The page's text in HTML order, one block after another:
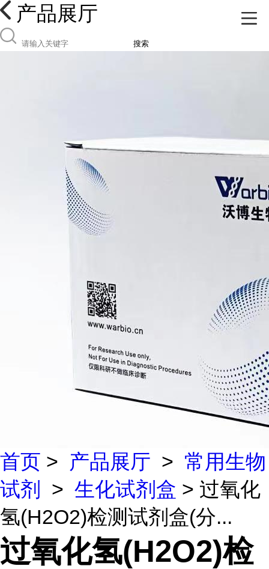
产品展厅
搜索
首页 > 产品展厅 > 常用生物
试剂 > 生化试剂盒 > 过氧化
氢(H2O2)检测试剂盒(分...
过氧化氢(H2O2)检